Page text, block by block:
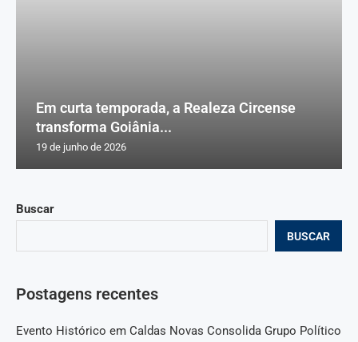
Buscar
BUSCAR
Postagens recentes
Evento Histórico em Caldas Novas Consolida Grupo Político
Em curta temporada, a Realeza Circense
transforma Goiânia...
19 de junho de 2026